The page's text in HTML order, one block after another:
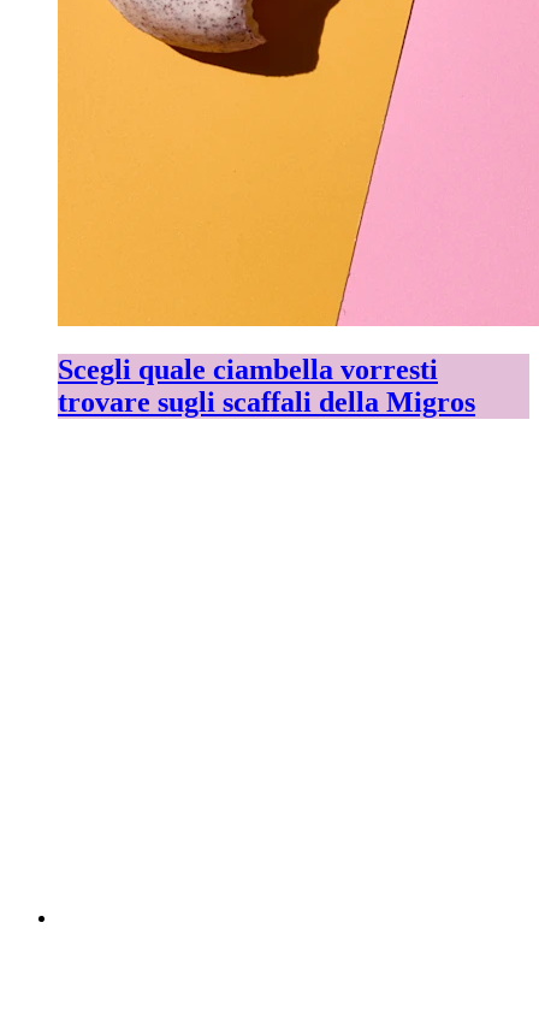
Scegli quale ciambella vorresti
trovare sugli scaffali della Migros